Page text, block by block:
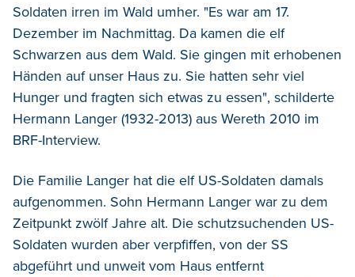
Soldaten irren im Wald umher. "Es war am 17.
Dezember im Nachmittag. Da kamen die elf
Schwarzen aus dem Wald. Sie gingen mit erhobenen
Händen auf unser Haus zu. Sie hatten sehr viel
Hunger und fragten sich etwas zu essen", schilderte
Hermann Langer (1932-2013) aus Wereth 2010 im
BRF-Interview.
Die Familie Langer hat die elf US-Soldaten damals
aufgenommen. Sohn Hermann Langer war zu dem
Zeitpunkt zwölf Jahre alt. Die schutzsuchenden US-
Soldaten wurden aber verpfiffen, von der SS
abgeführt und unweit vom Haus entfernt